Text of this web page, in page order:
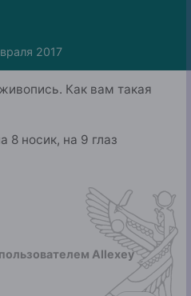
2017
Как вам такая
8 носик, на 9 глаз
пользователем Allexey